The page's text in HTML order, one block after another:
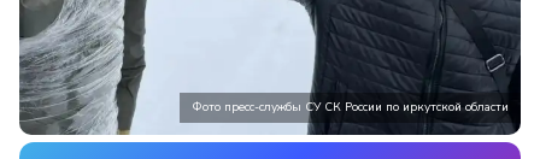
Фото пресс-службы СУ СК России по иркутской области